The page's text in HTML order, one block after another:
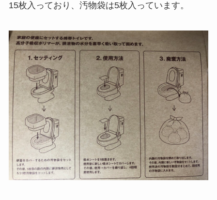
15枚入っており、汚物袋は5枚入っています。